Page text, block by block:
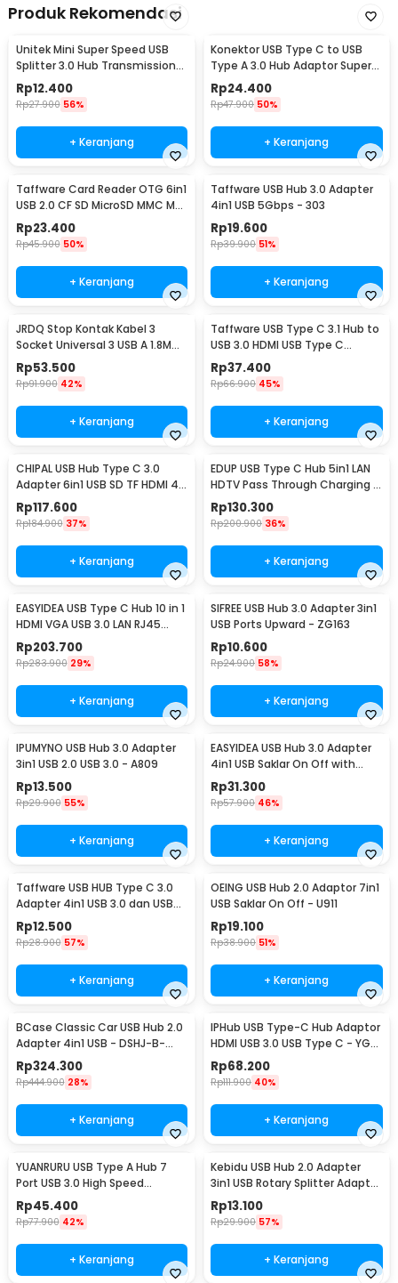
Produk Rekomendasi
Unitek Mini Super Speed USB
Splitter 3.0 Hub Transmission
Portable 3 Port - Y-2153
Rp12.400
Rp27.900 56%
+ Keranjang
Konektor USB Type C to USB
Type A 3.0 Hub Adaptor Super
Speed 5Gbps 4 Port - RXD-
103U3
Rp24.400
Rp47.900 50%
+ Keranjang
Taffware Card Reader OTG 6in1
USB 2.0 CF SD MicroSD MMC MS
XD Card - SHTC-08
Rp23.400
Rp45.900 50%
+ Keranjang
Taffware USB Hub 3.0 Adapter
4in1 USB 5Gbps - 303
Rp19.600
Rp39.900 51%
+ Keranjang
JRDQ Stop Kontak Kabel 3
Socket Universal 3 USB A 1.8M
10A 250V 2500W - JR033
Rp53.500
Rp91.900 42%
+ Keranjang
Taffware USB Type C 3.1 Hub to
USB 3.0 HDMI USB Type C
Female - HPQ1034
Rp37.400
Rp66.900 45%
+ Keranjang
CHIPAL USB Hub Type C 3.0
Adapter 6in1 USB SD TF HDMI 4K
PD - T62
Rp117.600
Rp184.900 37%
+ Keranjang
EDUP USB Type C Hub 5in1 LAN
HDTV Pass Through Charging -
YC-206
Rp130.300
Rp200.900 36%
+ Keranjang
EASYIDEA USB Type C Hub 10 in 1
HDMI VGA USB 3.0 LAN RJ45
Card Reader - VD76
Rp203.700
Rp283.900 29%
+ Keranjang
SIFREE USB Hub 3.0 Adapter 3in1
USB Ports Upward - ZG163
Rp10.600
Rp24.900 58%
+ Keranjang
IPUMYNO USB Hub 3.0 Adapter
3in1 USB 2.0 USB 3.0 - A809
Rp13.500
Rp29.900 55%
+ Keranjang
EASYIDEA USB Hub 3.0 Adapter
4in1 USB Saklar On Off with
Power Supply - U9103
Rp31.300
Rp57.900 46%
+ Keranjang
Taffware USB HUB Type C 3.0
Adapter 4in1 USB 3.0 dan USB
2.0 - C809
Rp12.500
Rp28.900 57%
+ Keranjang
OEING USB Hub 2.0 Adaptor 7in1
USB Saklar On Off - U911
Rp19.100
Rp38.900 51%
+ Keranjang
BCase Classic Car USB Hub 2.0
Adapter 4in1 USB - DSHJ-B-
1903
Rp324.300
Rp444.900 28%
+ Keranjang
IPHub USB Type-C Hub Adaptor
HDMI USB 3.0 USB Type C - YG-
2121
Rp68.200
Rp111.900 40%
+ Keranjang
YUANRURU USB Type A Hub 7
Port USB 3.0 High Speed
Extender - Y445
Rp45.400
Rp77.900 42%
+ Keranjang
Kebidu USB Hub 2.0 Adapter
3in1 USB Rotary Splitter Adaptor
- KU180
Rp13.100
Rp29.900 57%
+ Keranjang